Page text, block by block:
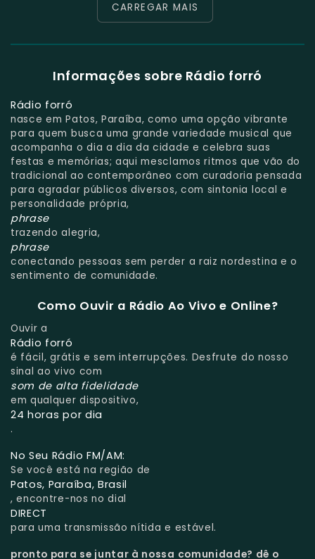
CARREGAR MAIS
Informações sobre Rádio forró
Rádio forró
nasce em Patos, Paraíba, como uma opção vibrante
para quem busca uma grande variedade musical que
acompanha o dia a dia da cidade e celebra suas
festas e memórias; aqui mesclamos ritmos que vão do
tradicional ao contemporâneo com curadoria pensada
para agradar públicos diversos, com sintonia local e
personalidade própria,
phrase
trazendo alegria,
phrase
conectando pessoas sem perder a raiz nordestina e o
sentimento de comunidade.
Como Ouvir a Rádio Ao Vivo e Online?
Ouvir a
Rádio forró
é fácil, grátis e sem interrupções. Desfrute do nosso
sinal ao vivo com
som de alta fidelidade
em qualquer dispositivo,
24 horas por dia
.
No Seu Rádio FM/AM:
Se você está na região de
Patos, Paraíba, Brasil
, encontre-nos no dial
DIRECT
para uma transmissão nítida e estável.
pronto para se juntar à nossa comunidade? dê o